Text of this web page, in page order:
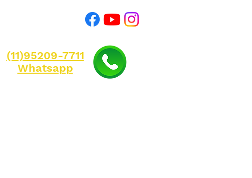
(11)95209-7711
Whatsapp